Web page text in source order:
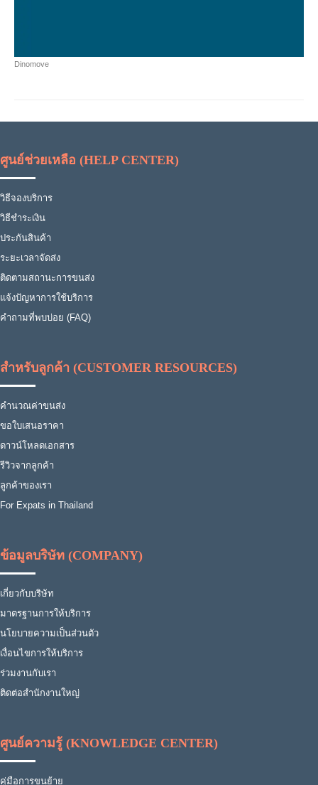
Dinomove
ศูนย์ช่วยเหลือ (HELP CENTER)
วิธีจองบริการ
วิธีชำระเงิน
ประกันสินค้า
ระยะเวลาจัดส่ง
ติดตามสถานะการขนส่ง
แจ้งปัญหาการใช้บริการ
คำถามที่พบบ่อย (FAQ)
สำหรับลูกค้า (CUSTOMER RESOURCES)
คำนวณค่าขนส่ง
ขอใบเสนอราคา
ดาวน์โหลดเอกสาร
รีวิวจากลูกค้า
ลูกค้าของเรา
For Expats in Thailand
ข้อมูลบริษัท (COMPANY)
เกี่ยวกับบริษัท
มาตรฐานการให้บริการ
นโยบายความเป็นส่วนตัว
เงื่อนไขการให้บริการ
ร่วมงานกับเรา
ติดต่อสำนักงานใหญ่
ศูนย์ความรู้ (KNOWLEDGE CENTER)
คู่มือการขนย้าย